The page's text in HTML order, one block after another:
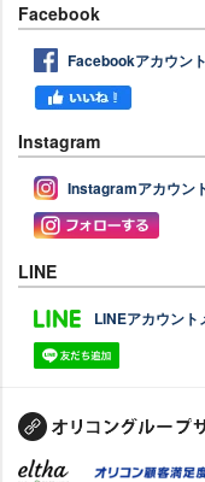
Facebook
Facebookアカウント
Instagram
Instagramアカウン
LINE
LINEアカウント